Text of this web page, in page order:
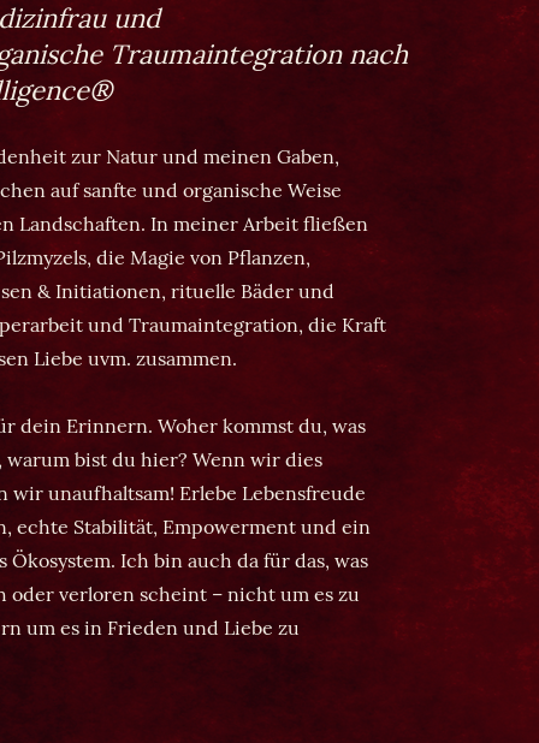
und
Traumaintegration nach
zur Natur und meinen Gaben,
auf sanfte und organische Weise
Landschaften. In meiner Arbeit fließen
die Magie von Pflanzen,
& Initiationen, rituelle Bäder und
und Traumaintegration, die Kraft
Liebe uvm. zusammen.
dein Erinnern. Woher kommst du, was
warum bist du hier? Wenn wir dies
wir unaufhaltsam! Erlebe Lebensfreude
echte Stabilität, Empowerment und ein
Ich bin auch da für das, was
oder verloren scheint – nicht um es zu
um es in Frieden und Liebe zu